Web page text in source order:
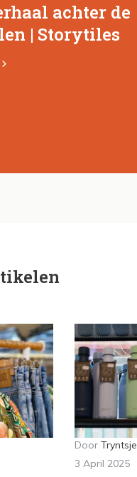
achter de
| Storytiles
Door Tryntsje
3 April 2025